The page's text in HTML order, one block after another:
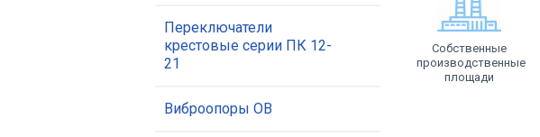
Переключатели
крестовые серии ПК 12-
21
Виброопоры ОВ
Собственные
производственные
площади